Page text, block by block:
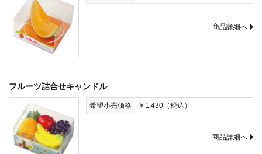
商品詳細へ
フルーツ詰合せキャンドル
希望小売価格 ￥1,430（税込）
商品詳細へ